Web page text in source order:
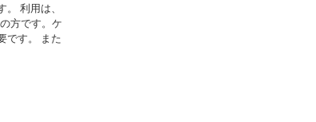
利用は、
方です。ケ
です。 また